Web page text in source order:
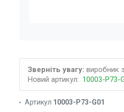
Зверніть увагу: виробник
Новий артикул: 10003-P73-
Артикул 10003-P73-G01